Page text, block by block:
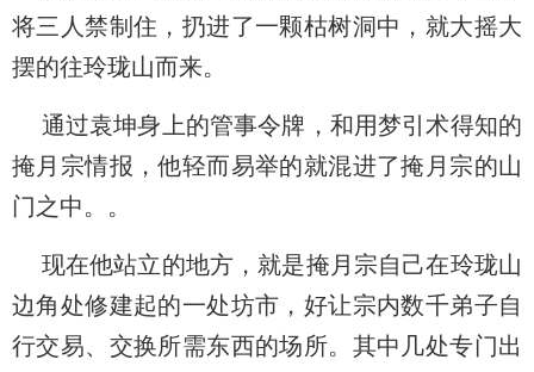
将三人禁制住，扔进了一颗枯树洞中，就大摇大
摆的往玲珑山而来。
通过袁坤身上的管事令牌，和用梦引术得知的
掩月宗情报，他轻而易举的就混进了掩月宗的山
门之中。。
现在他站立的地方，就是掩月宗自己在玲珑山
边角处修建起的一处坊市，好让宗内数千弟子自
行交易、交换所需东西的场所。其中几处专门出